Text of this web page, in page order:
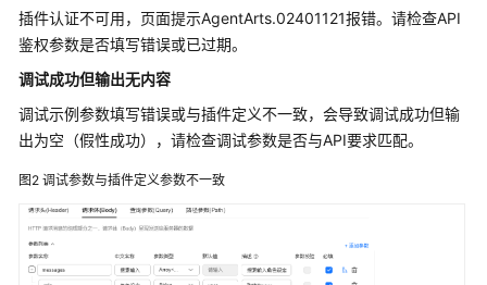
发
单
智
能
体
发
作
插件认证不可用，页面提示AgentArts.02401121报错。请检查API
鉴权参数是否填写错误或已过期。
调试成功但输出无内容
调试示例参数填写错误或与插件定义不一致，会导致调试成功但输
出为空（假性成功），请检查调试参数是否与API要求匹配。
图2 调试参数与插件定义参数不一致